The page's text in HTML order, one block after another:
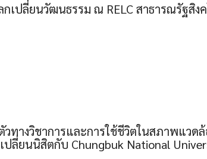
ปลี่ยนวัฒนธรรม ณ RELC สาธารณรัฐสิงค
างวิชาการและการใช้ชีวิตในสภาพแวด
ปลี่ยนนิสิตกับ Chungbuk National